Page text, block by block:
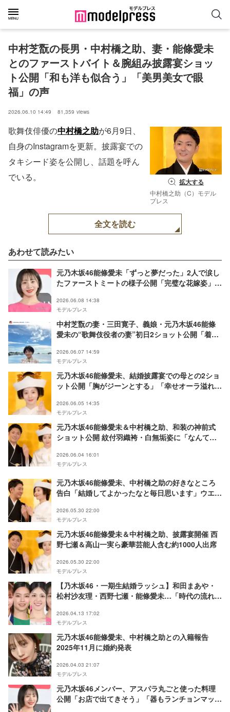
中村芝翫の長男・中村橋之助、妻・能條愛未
とのファーストバイト＆腕組み披露宴ショッ
ト公開「和も洋も似合う」「美男美女で眼
福」の声
2026.06.10 14:49 81,359 views
拡大する
中村橋之助（C）モデル
プレス
歌舞伎俳優の中村橋之助が6月9日、
自身のInstagramを更新。披露宴での
タキシード姿を公開し、話題を呼ん
でいる。
全文を読む
あわせて読みたい
元乃木坂46能條愛未「ずっと夢だった」2人で涙し
たファーストミートの様子公開「完璧な花嫁姿」
2026.06.08 14:38
モデルプレス
中村芝翫の妻・三田寛子、義娘・元乃木坂46能條
愛未の“歌舞伎役者の妻”初日2ショット公開「着物
響
2026.06.07 14:59
モデルプレス
元乃木坂46能條愛未、結婚披露宴での母との2ショ
ット公開「胸がジーンとする」「幸せオーラ溢れて
2026.06.05 14:35
モデルプレス
元乃木坂46能條愛未＆中村橋之助、和装の神前式
ショット公開 紋付羽織袴・白無垢姿に「なんて美
2026.06.04 16:01
モデルプレス
元乃木坂46能條愛未、中村橋之助の好きなところ
告白「結婚してよかったなと毎日思います」ウエデ
2026.05.30 22:00
モデルプレス
元乃木坂46能條愛未＆中村橋之助、披露宴開催 西
野七瀬＆高山一実ら豪華芸能人含む約1000人出席
2026.05.30 22:00
モデルプレス
【乃木坂46・一期生結婚ラッシュ】和田まあや・
松村沙友理・西野七瀬・能條愛未…「時代の流れを
2026.04.13 17:02
モデルプレス
元乃木坂46能條愛未、中村橋之助との入籍報告
2025年11月に婚約発表
2026.04.03 21:07
モデルプレス
元乃木坂46メンバー、アスパラ丸ごと使った料理
公開「お店で出てきそう」「器もランチョンマット